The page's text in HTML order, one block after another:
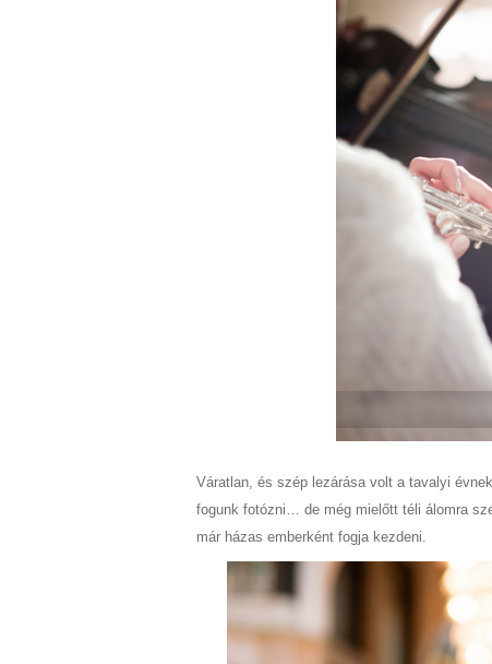
Váratlan, és szép lezárása volt a tavalyi
fogunk fotózni… de még mielőtt téli álomra
már házas emberként fogja kezdeni.